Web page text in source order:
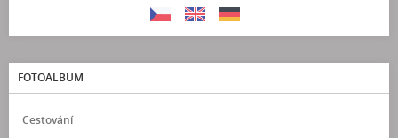
FOTOALBUM
Cestování